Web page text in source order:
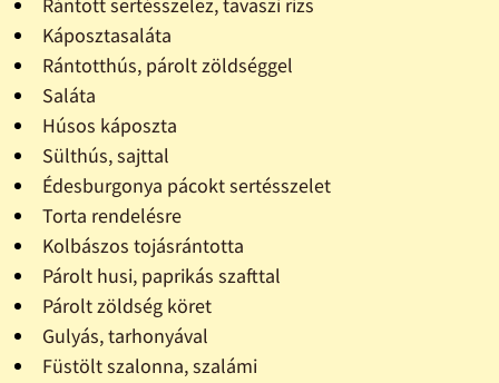
Káposztasaláta
Rántotthús, párolt zöldséggel
Saláta
Húsos káposzta
Sülthús, sajttal
Édesburgonya pácokt sertésszelet
Torta rendelésre
Kolbászos tojásrántotta
Párolt husi, paprikás szafttal
Párolt zöldség köret
Gulyás, tarhonyával
Füstölt szalonna, szalámi